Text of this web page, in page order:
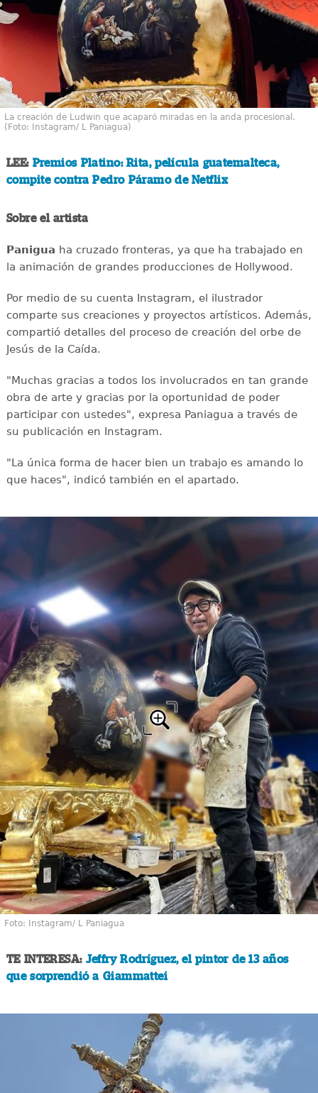
La creación de Ludwin que acaparó miradas en la anda procesional.
(Foto: Instagram/ L Paniagua)
LEE: Premios Platino: Rita, película guatemalteca,
compite contra Pedro Páramo de Netflix
Sobre el artista
Panigua ha cruzado fronteras, ya que ha trabajado en
la animación de grandes producciones de Hollywood.
Por medio de su cuenta Instagram, el ilustrador
comparte sus creaciones y proyectos artísticos. Además,
compartió detalles del proceso de creación del orbe de
Jesús de la Caída.
"Muchas gracias a todos los involucrados en tan grande
obra de arte y gracias por la oportunidad de poder
participar con ustedes", expresa Paniagua a través de
su publicación en Instagram.
"La única forma de hacer bien un trabajo es amando lo
que haces", indicó también en el apartado.
Foto: Instagram/ L Paniagua
TE INTERESA: Jeffry Rodríguez, el pintor de 13 años
que sorprendió a Giammattei